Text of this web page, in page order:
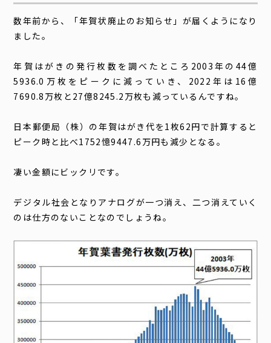
数年前から、「年賀状廃止のお知らせ」が届くようになり
ました。
年賀はがきの発行枚数を調べたところ2003年の44億
5936.0万枚をピークに減っていき、2022年は16億
7690.8万枚と27億8245.2万枚も減っているんですね。
日本郵便局（株）の年賀はがき代を1枚62円で計算すると
ピーク時と比べ1752憶9447.6万円も減少となる。
凄い金額にビックリです。
デジタル社会となりアナログが一つ消え、二つ消えていく
のは仕方のないことなのでしょうね。